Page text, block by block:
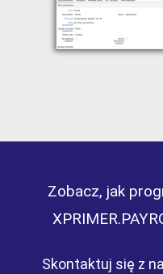
Zobacz, jak
Skontaktuj się z